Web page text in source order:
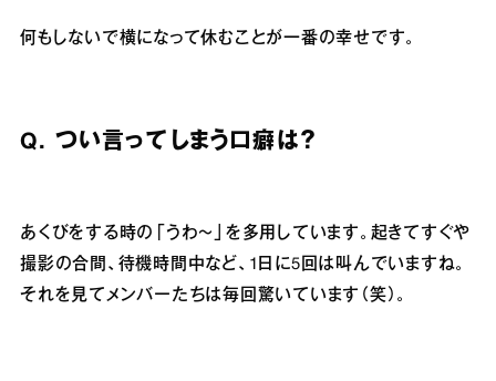
何もしないで横になって休むことが一番の幸せです。
Q. つい言ってしまう口癖は？
あくびをする時の「うわ〜」を多用しています。起きてすぐや
撮影の合間、待機時間中など、1日に5回は叫んでいますね。
それを見てメンバーたちは毎回驚いています（笑）。